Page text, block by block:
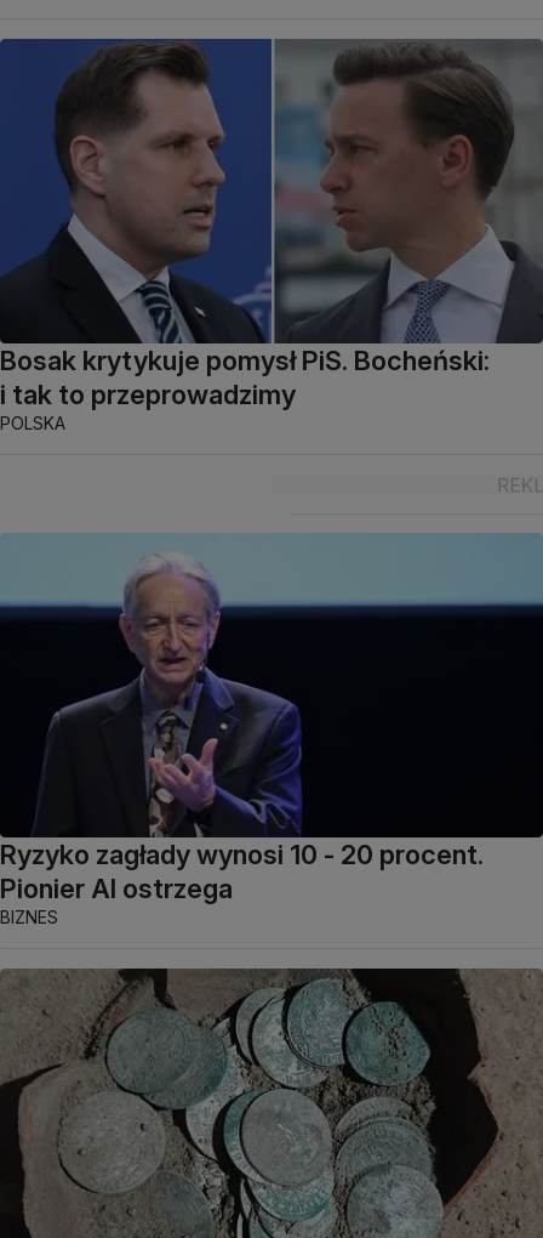
Bosak krytykuje pomysł PiS. Bocheński:
i tak to przeprowadzimy
POLSKA
Ryzyko zagłady wynosi 10 - 20 procent.
Pionier AI ostrzega
BIZNES